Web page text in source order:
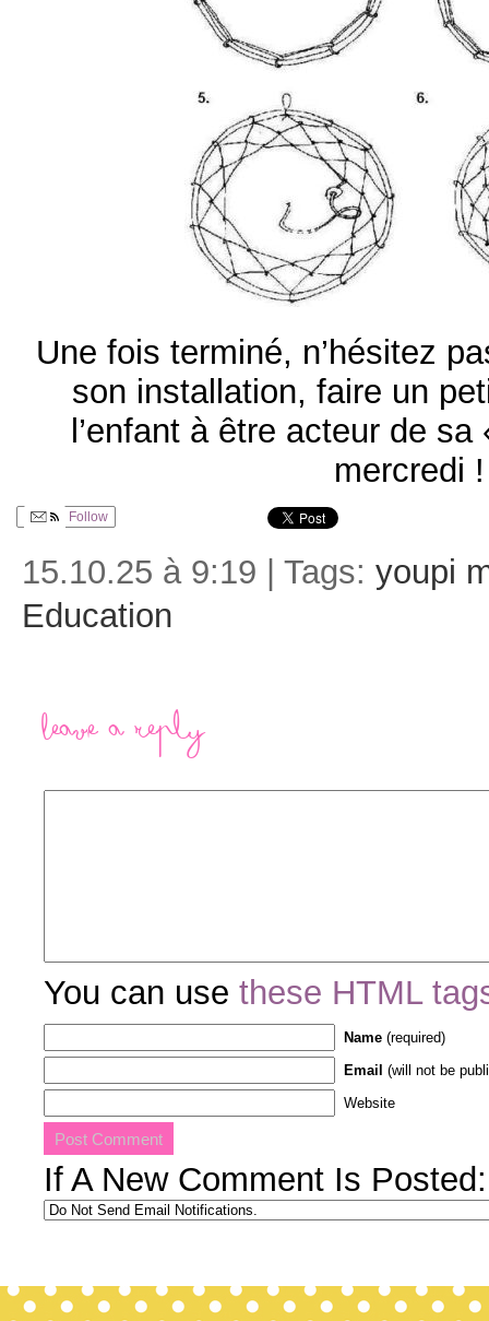
Une fois terminé, n’hésitez
son installation, faire un
l’enfant à être acteur de
mercredi !
Follow
15.10.25 à 9:19 | Tags: youpi
Education
Leave a Reply
You can use these HTML
Name (required)
Email (will not be
Website
If A New Comment Is Posted: